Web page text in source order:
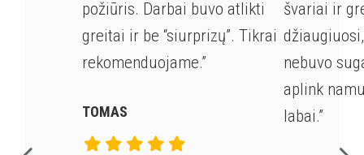
požiūris. Darbai buvo atlikti
greitai ir be “siurprizų”. Tikrai
rekomenduojame.”
TOMAS
švariai ir
nebuvo
aplink
labai.”